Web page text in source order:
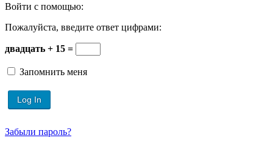
Войти с помощью:
Пожалуйста, введите ответ цифрами:
двадцать + 15 =
Запомнить меня
Забыли пароль?